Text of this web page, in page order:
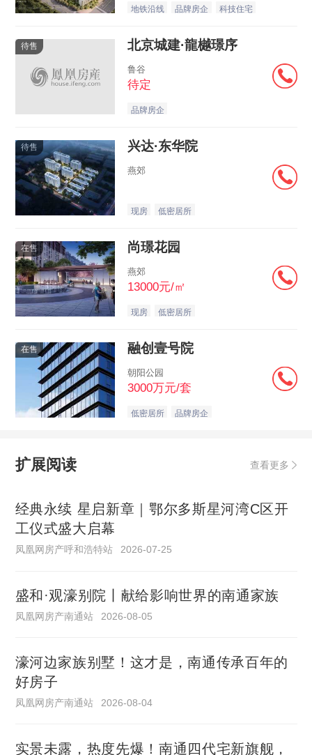
地铁沿线 品牌房企 科技住宅
待售 北京城建·龍樾璟序
鲁谷
待定
品牌房企
待售 兴达·东华院
燕郊
现房 低密居所
在售 尚璟花园
燕郊
13000元/㎡
现房 低密居所
在售 融创壹号院
朝阳公园
3000万元/套
低密居所 品牌房企
扩展阅读 查看更多
经典永续 星启新章｜鄂尔多斯星河湾C区开
工仪式盛大启幕
凤凰网房产呼和浩特站 2026-07-25
盛和·观濠别院丨献给影响世界的南通家族
凤凰网房产南通站 2026-08-05
濠河边家族别墅！这才是，南通传承百年的
好房子
凤凰网房产南通站 2026-08-04
实景未露，热度先爆！南通四代宅新旗舰，